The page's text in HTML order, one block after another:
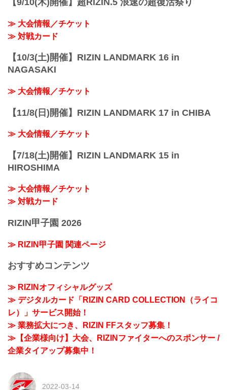
【9/10(木)開催】超RIZIN.5 浪速の超復活祭り
≫ 大会情報／チケット
≫ 対戦カード
【10/3(土)開催】RIZIN LANDMARK 16 in
NAGASAKI
≫ 大会情報／チケット
【11/8(日)開催】RIZIN LANDMARK 17 in CHIBA
≫ 大会情報／チケット
【7/18(土)開催】RIZIN LANDMARK 15 in
HIROSHIMA
≫ 大会情報／チケット
≫ 対戦カード
RIZIN甲子園 2026
≫ RIZIN甲子園 関連ページ
おすすめコンテンツ
≫ RIZINオフィシャルグッズ
≫ デジタルカード「RIZIN CARD COLLECTION（ライコ
レ）」サービス開始！
≫ 業務拡大につき、RIZIN FFスタッフ募集！
≫【企業様向け】大会、RIZINファイターへのスポンサー /
企業タイアップ募集中！
2022-03-14